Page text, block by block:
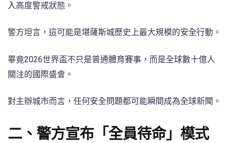
入高度警戒狀態。
警方坦言，這可能是堪薩斯城歷史上最大規模的安全行動。
畢竟2026世界盃不只是普通體育賽事，而是全球數十億人
關注的國際盛會。
對主辦城市而言，任何安全問題都可能瞬間成為全球新聞。
二、警方宣布「全員待命」模式